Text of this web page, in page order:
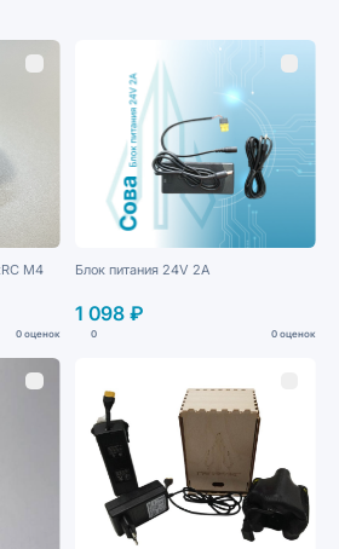
M4
0 оценок
Блок питания 24V 2A
1 098 ₽
0 0 оценок